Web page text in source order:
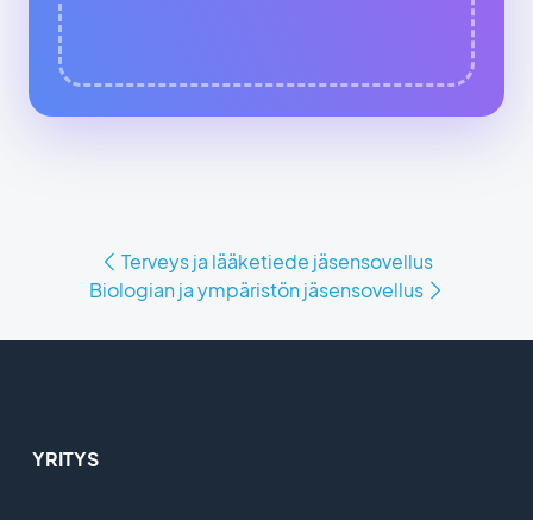
Terveys ja lääketiede jäsensovellus
Biologian ja ympäristön jäsensovellus
YRITYS